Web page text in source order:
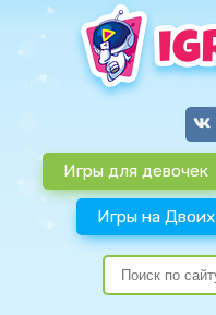
Игры для девочек
Игры на Двоих